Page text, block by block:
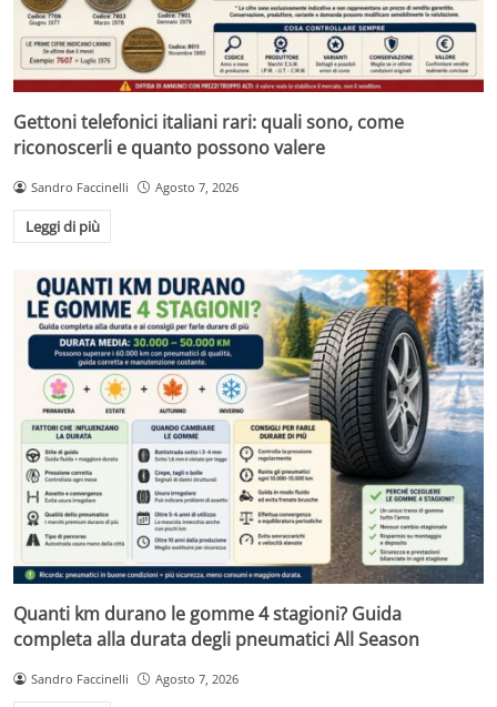
Gettoni telefonici italiani rari: quali sono, come
riconoscerli e quanto possono valere
Sandro Faccinelli Agosto 7, 2026
Leggi di più
Quanti km durano le gomme 4 stagioni? Guida
completa alla durata degli pneumatici All Season
Sandro Faccinelli Agosto 7, 2026